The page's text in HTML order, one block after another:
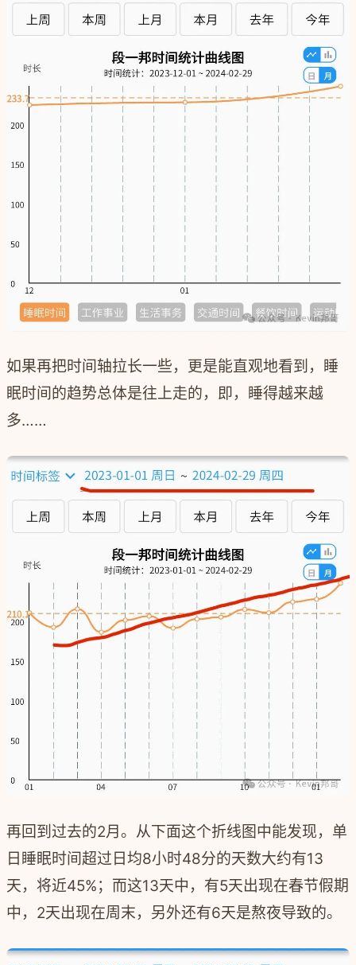
如果再把时间轴拉长一些，更是能直观地看到，睡
眠时间的趋势总体是往上走的，即，睡得越来越
多……
再回到过去的2月。从下面这个折线图中能发现，单
日睡眠时间超过日均8小时48分的天数大约有13
天，将近45%；而这13天中，有5天出现在春节假期
中，2天出现在周末，另外还有6天是熬夜导致的。